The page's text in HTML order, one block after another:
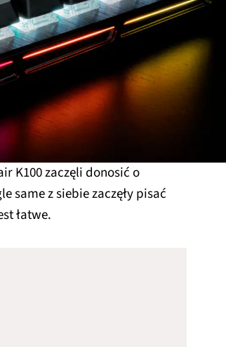
K100 zaczęli donosić o
same z siebie zaczęły pisać
łatwe.